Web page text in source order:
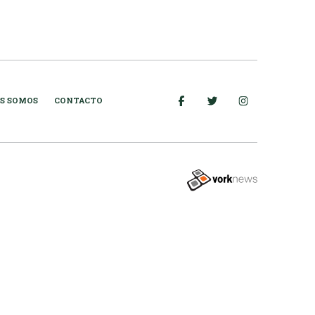
SOMOS CONTACTO